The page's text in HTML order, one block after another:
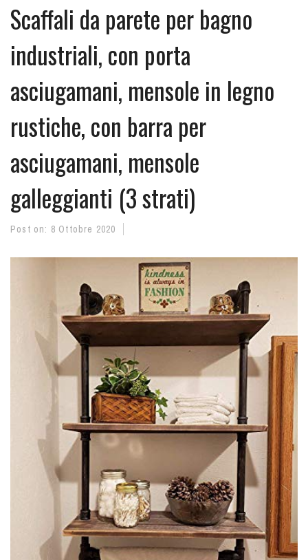
Scaffali da parete per bagno
industriali, con porta
asciugamani, mensole in legno
rustiche, con barra per
asciugamani, mensole
galleggianti (3 strati)
Post on: 8 Ottobre 2020